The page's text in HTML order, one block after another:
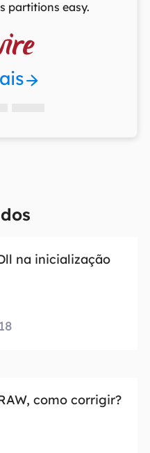
partitions easy.
na inicialização
como corrigir?